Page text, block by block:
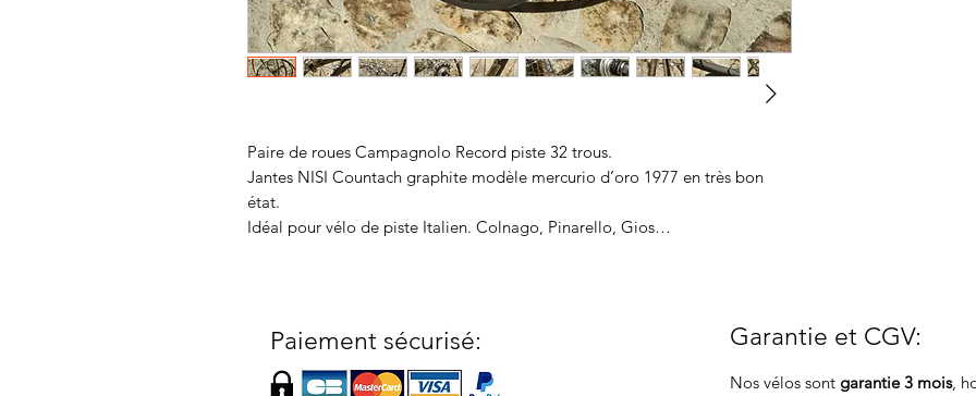
Paire de roues Campagnolo Record piste 32 trous.
Jantes NISI Countach graphite modèle mercurio d’oro 1977 en très bon
état.
Idéal pour vélo de piste Italien. Colnago, Pinarello, Gios…
Paiement sécurisé: Garantie et CGV:
Nos vélos sont garantie 3 mois,